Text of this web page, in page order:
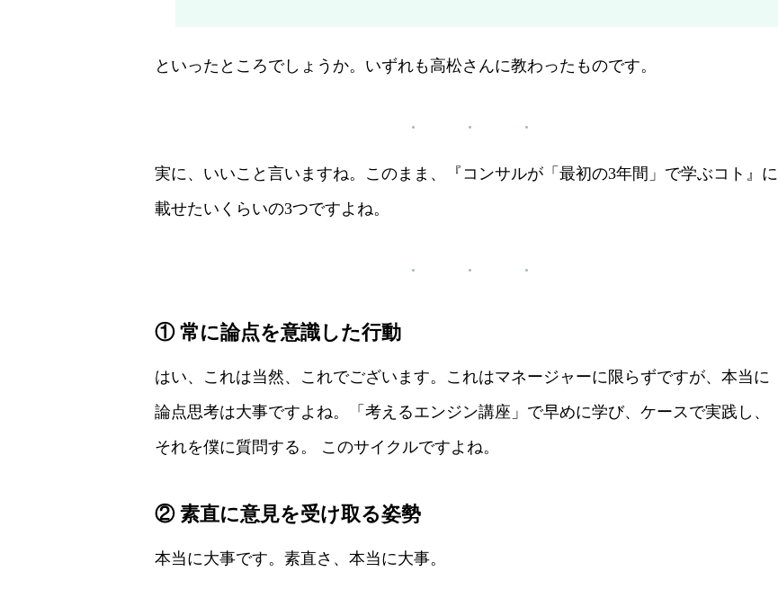
といったところでしょうか。いずれも高松さんに教わったものです。
実に、いいこと言いますね。このまま、『コンサルが「最初の3年間」で学ぶコト』に
載せたいくらいの3つですよね。
① 常に論点を意識した行動
はい、これは当然、これでございます。これはマネージャーに限らずですが、本当に
論点思考は大事ですよね。「考えるエンジン講座」で早めに学び、ケースで実践し、
それを僕に質問する。 このサイクルですよね。
② 素直に意見を受け取る姿勢
本当に大事です。素直さ、本当に大事。